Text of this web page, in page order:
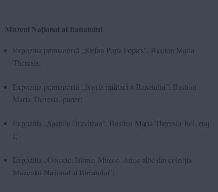
Muzeul Național al Banatului
Expoziția permanentă „Ștefan Popa Popa’s”, Bastion Maria
Theresia;
Expoziția permanentă „Istoria militară a Banatului”, Bastion
Maria Theresia, parter;
Expoziția „Spațiile Oravitzan”, Bastion Maria Theresia, hol, etaj
I;
Expoziția „Obiecte. Istorie. Muzee. Arme albe din colecția
Muzeului Național al Banatului”;